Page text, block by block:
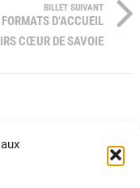
BILLET SUIVANT
D’ACCUEIL
CŒUR DE SAVOIE